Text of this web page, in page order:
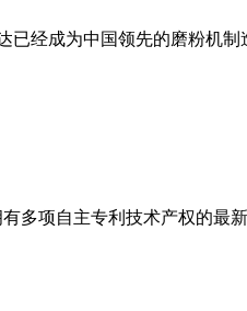
经成为中国领先的磨粉机
多项自主专利技术产权的